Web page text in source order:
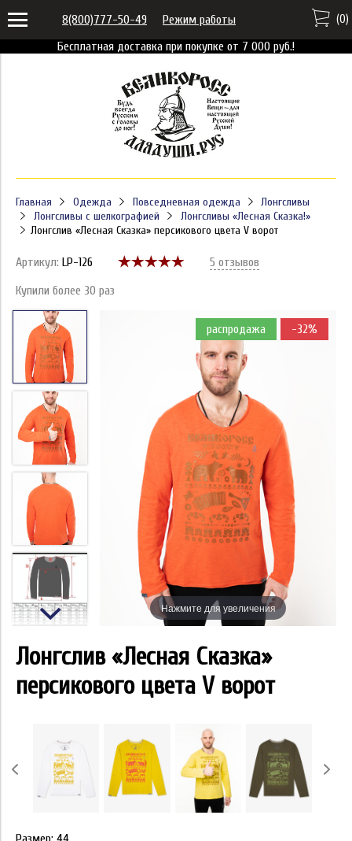
Бесплатная доставка при покупке от 7 000 руб.!
8(800)777-50-49 Режим работы (0)
Главная Одежда Повседневная одежда
Лонгсливы
Лонгсливы с шелкографией
Лонгсливы «Лесная Сказка!»
Лонгслив «Лесная Сказка» персикового цвета V ворот
Артикул: LP-126 5 отзывов
Купили более 30 раз
распродажа -32%
Нажмите для увеличения
Лонгслив «Лесная Сказка»
персикового цвета V ворот